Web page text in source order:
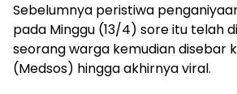
Sebelumnya peristiwa
pada Minggu (13/4) sore itu telah
seorang warga kemudian disebar
(Medsos) hingga akhirnya viral.